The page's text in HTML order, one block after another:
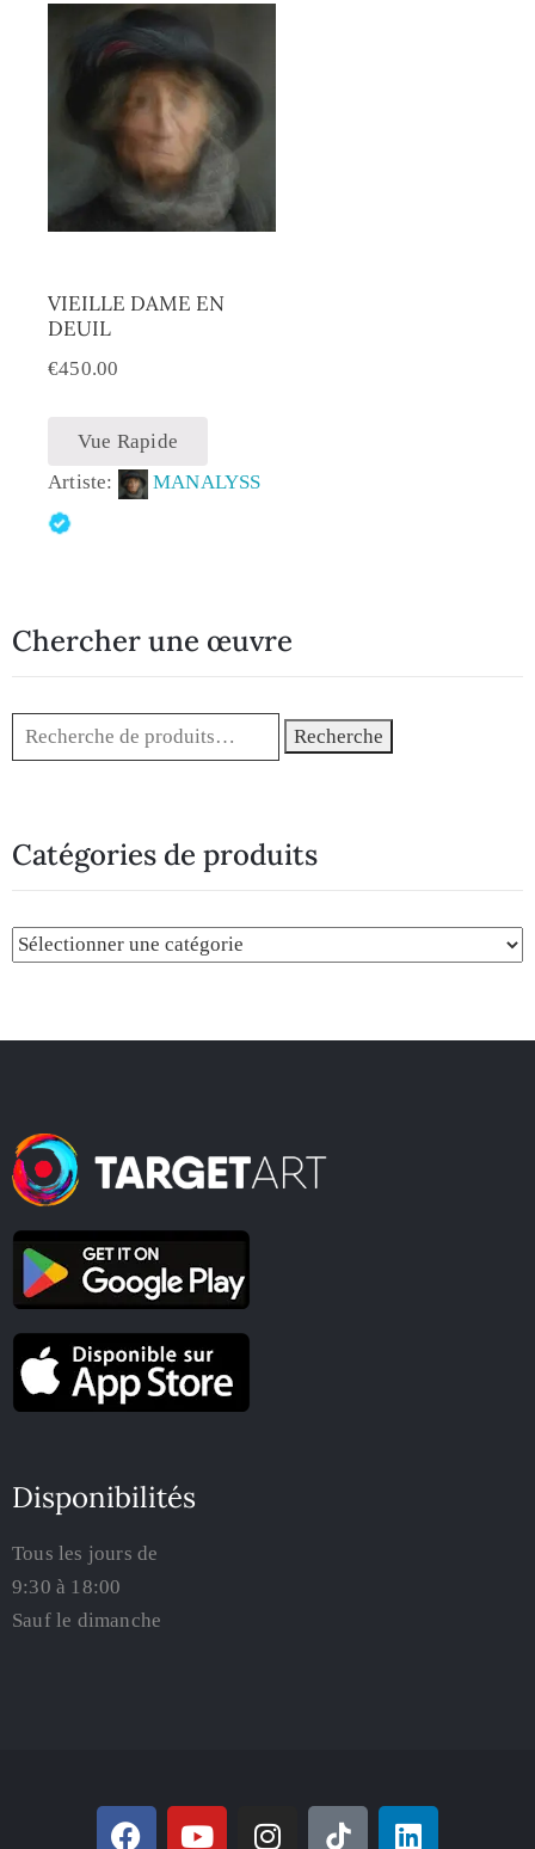
VIEILLE DAME EN
DEUIL
€450.00
Vue Rapide
Artiste:
MANALYSS
Chercher une œuvre
Recherche
Catégories de produits
Disponibilités
Tous les jours de
9:30 à 18:00
Sauf le dimanche